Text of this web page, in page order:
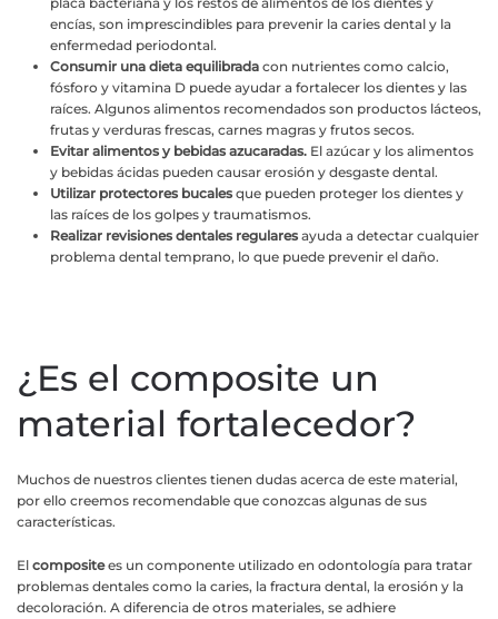
encías, son imprescindibles para prevenir la caries dental y la
enfermedad periodontal.
Consumir una dieta equilibrada con nutrientes como calcio,
fósforo y vitamina D puede ayudar a fortalecer los dientes y las
raíces. Algunos alimentos recomendados son productos lácteos,
frutas y verduras frescas, carnes magras y frutos secos.
Evitar alimentos y bebidas azucaradas. El azúcar y los alimentos
y bebidas ácidas pueden causar erosión y desgaste dental.
Utilizar protectores bucales que pueden proteger los dientes y
las raíces de los golpes y traumatismos.
Realizar revisiones dentales regulares ayuda a detectar cualquier
problema dental temprano, lo que puede prevenir el daño.
¿Es el composite un
material fortalecedor?
Muchos de nuestros clientes tienen dudas acerca de este material,
por ello creemos recomendable que conozcas algunas de sus
características.
El compositees un componente utilizado en odontología para tratar
problemas dentales como la caries, la fractura dental, la erosión y la
decoloración. A diferencia de otros materiales, se adhiere